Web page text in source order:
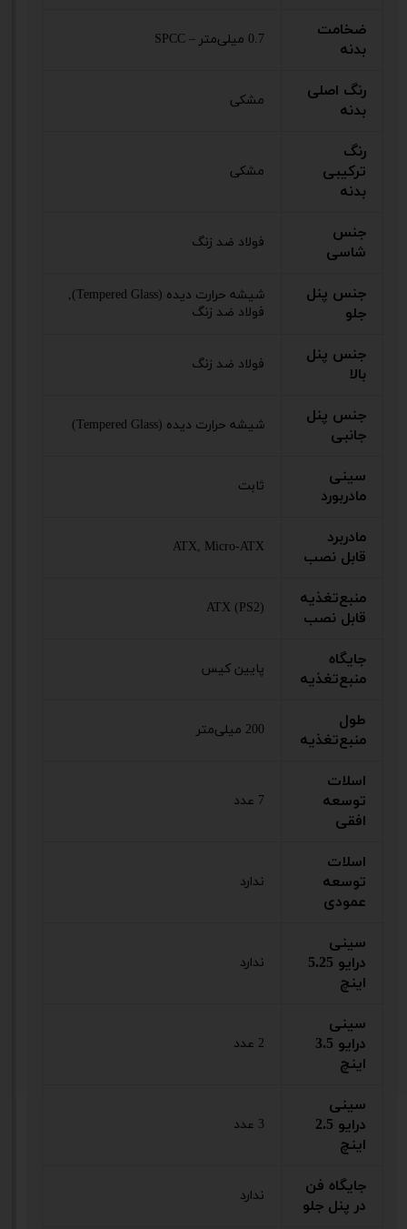
ضخامت
بدنه
0.7 میلی‌متر – SPCC
رنگ اصلی
بدنه
مشکی
رنگ
ترکیبی
بدنه
مشکی
جنس
شاسی
فولاد ضد زنگ
جنس پنل
جلو
شیشه حرارت دیده (Tempered Glass),
فولاد ضد زنگ
جنس پنل
بالا
فولاد ضد زنگ
جنس پنل
جانبی
شیشه حرارت دیده (Tempered Glass)
سینی
مادربورد
ثابت
مادربرد
قابل نصب
ATX, Micro-ATX
منبع‌تغذیه
قابل نصب
ATX (PS2)
جایگاه
منبع‌تغذیه
پایین کیس
طول
منبع‌تغذیه
200 میلی‌متر
اسلات
توسعه
افقی
7 عدد
اسلات
توسعه
عمودی
ندارد
سینی
درایو 5.25
اینچ
ندارد
سینی
درایو 3.5
اینچ
2 عدد
سینی
درایو 2.5
اینچ
3 عدد
جایگاه فن
در پنل جلو
ندارد